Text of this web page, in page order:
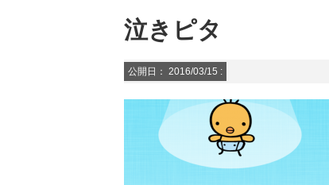
泣きピタ
公開日： 2016/03/15 :